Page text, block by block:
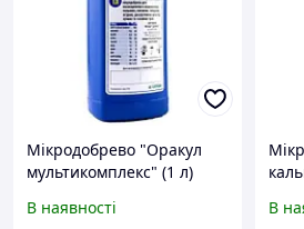
Мікродобрево "Оракул
мультикомплекс" (1 л)
В наявності
В